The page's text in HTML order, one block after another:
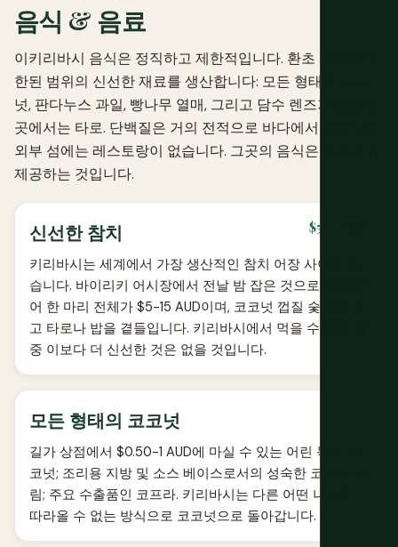
음식 & 음료
이키리바시 음식은 정직하고 제한적입니다. 환초 환경은 제
한된 범위의 신선한 재료를 생산합니다: 모든 형태의 코코
넛, 판다누스 과일, 빵나무 열매, 그리고 담수 렌즈가 충분한
곳에서는 타로. 단백질은 거의 전적으로 바다에서 나옵니다.
외부 섬에는 레스토랑이 없습니다. 그곳의 음식은 호스트가
제공하는 것입니다.
신선한 참치 $5-15 AUD
키리바시는 세계에서 가장 생산적인 참치 어장 사이에 있
습니다. 바이리키 어시장에서 전날 밤 잡은 것으로, 황다랑
어 한 마리 전체가 $5-15 AUD이며, 코코넛 껍질 숯불에 굽
고 타로나 밥을 곁들입니다. 키리바시에서 먹을 수 있는 것
중 이보다 더 신선한 것은 없을 것입니다.
모든 형태의 코코넛
길가 상점에서 $0.50-1 AUD에 마실 수 있는 어린 녹색 코
코넛; 조리용 지방 및 소스 베이스로서의 성숙한 코코넛 크
림; 주요 수출품인 코프라. 키리바시는 다른 어떤 나라도
따라올 수 없는 방식으로 코코넛으로 돌아갑니다.